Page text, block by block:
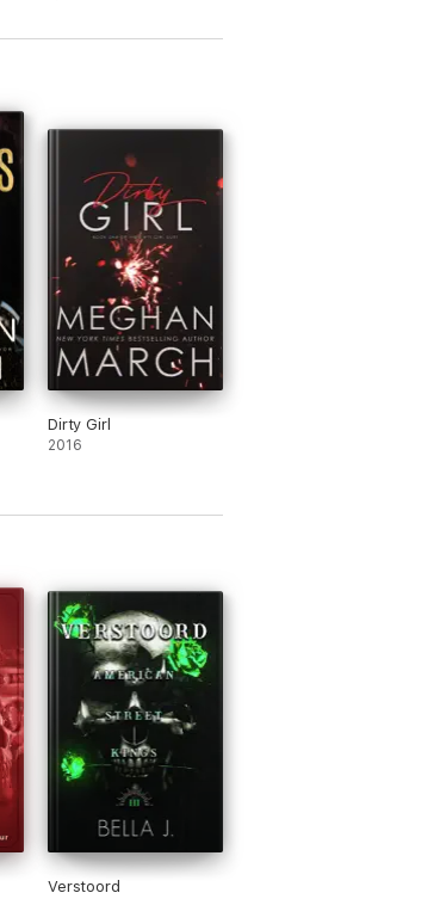
Dirty Girl
2016
Verstoord